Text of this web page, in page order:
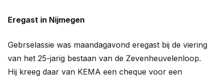
Eregast in Nijmegen
Gebrselassie was maandagavond eregast bij de viering
van het 25-jarig bestaan van de Zevenheuvelenloop.
Hij kreeg daar van KEMA een cheque voor een